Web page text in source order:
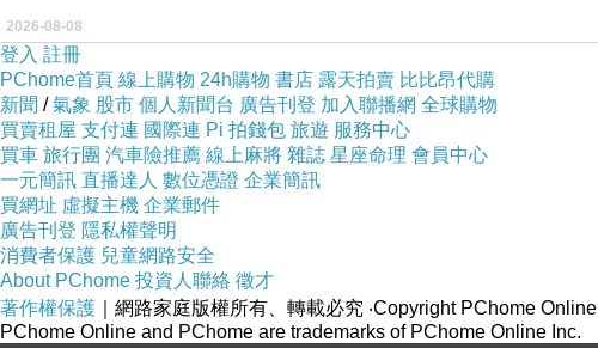
2026-08-08
登入 註冊
PChome首頁 線上購物 24h購物 書店 露天拍賣 比比昂代購
新聞 /氣象 股市 個人新聞台 廣告刊登 加入聯播網 全球購物
買賣租屋 支付連 國際連 Pi 拍錢包 旅遊 服務中心
買車 旅行團 汽車險推薦 線上麻將 雜誌 星座命理 會員中心
一元簡訊 直播達人 數位憑證 企業簡訊
買網址 虛擬主機 企業郵件
廣告刊登 隱私權聲明
消費者保護 兒童網路安全
About PChome 投資人聯絡 徵才
著作權保護 ｜網路家庭版權所有、轉載必究 ‧Copyright PChome Online
PChome Online and PChome are trademarks of PChome Online Inc.